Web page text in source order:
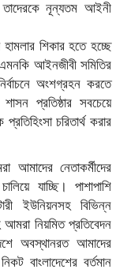
তাদেরকে নূন্যতম আইনী
হামলার শিকার হতে হচ্ছে
আইনজীবী সমিতির
অংশগ্রহন করতে
প্রতিষ্ঠার সবচেয়ে
চরিতার্থ করার
আমাদের নেতাকর্মীদের
যাচ্ছি। পাশাপাশি
ইউনিয়নসহ বিভিন্ন
আমরা নিয়মিত প্রতিবেদন
অবস্থানরত আমাদের
বাংলাদেশের বর্তমান